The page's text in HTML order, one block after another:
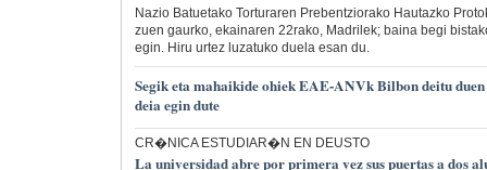
Nazio Batuetako Torturaren Prebentziorako Hautazko
zuen gaurko, ekainaren 22rako, Madrilek; baina begi
egin. Hiru urtez luzatuko duela esan du.
Segik eta mahaikide ohiek EAE-ANVk Bilbon deitu
deia egin dute
CR�NICA ESTUDIAR�N EN DEUSTO
La universidad abre por primera vez sus puertas a dos